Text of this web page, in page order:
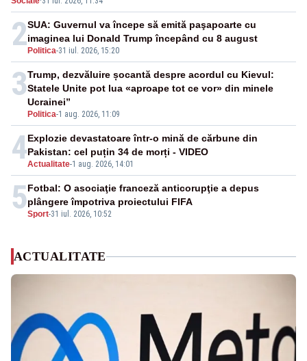
morților a ajuns la 19
2 Politica-31 iul. 2026, 15:20
SUA: Guvernul va începe să emită paşapoarte cu
imaginea lui Donald Trump începând cu 8 august
3
Politica-1 aug. 2026, 11:09
Trump, dezvăluire șocantă despre acordul cu Kievul:
Statele Unite pot lua «aproape tot ce vor» din minele
Ucrainei”
4Actualitate-1 aug. 2026, 14:01
Explozie devastatoare într-o mină de cărbune din
Pakistan: cel puțin 34 de morți - VIDEO
5Sport-31 iul. 2026, 10:52
Fotbal: O asociaţie franceză anticorupţie a depus
plângere împotriva proiectului FIFA
ACTUALITATE